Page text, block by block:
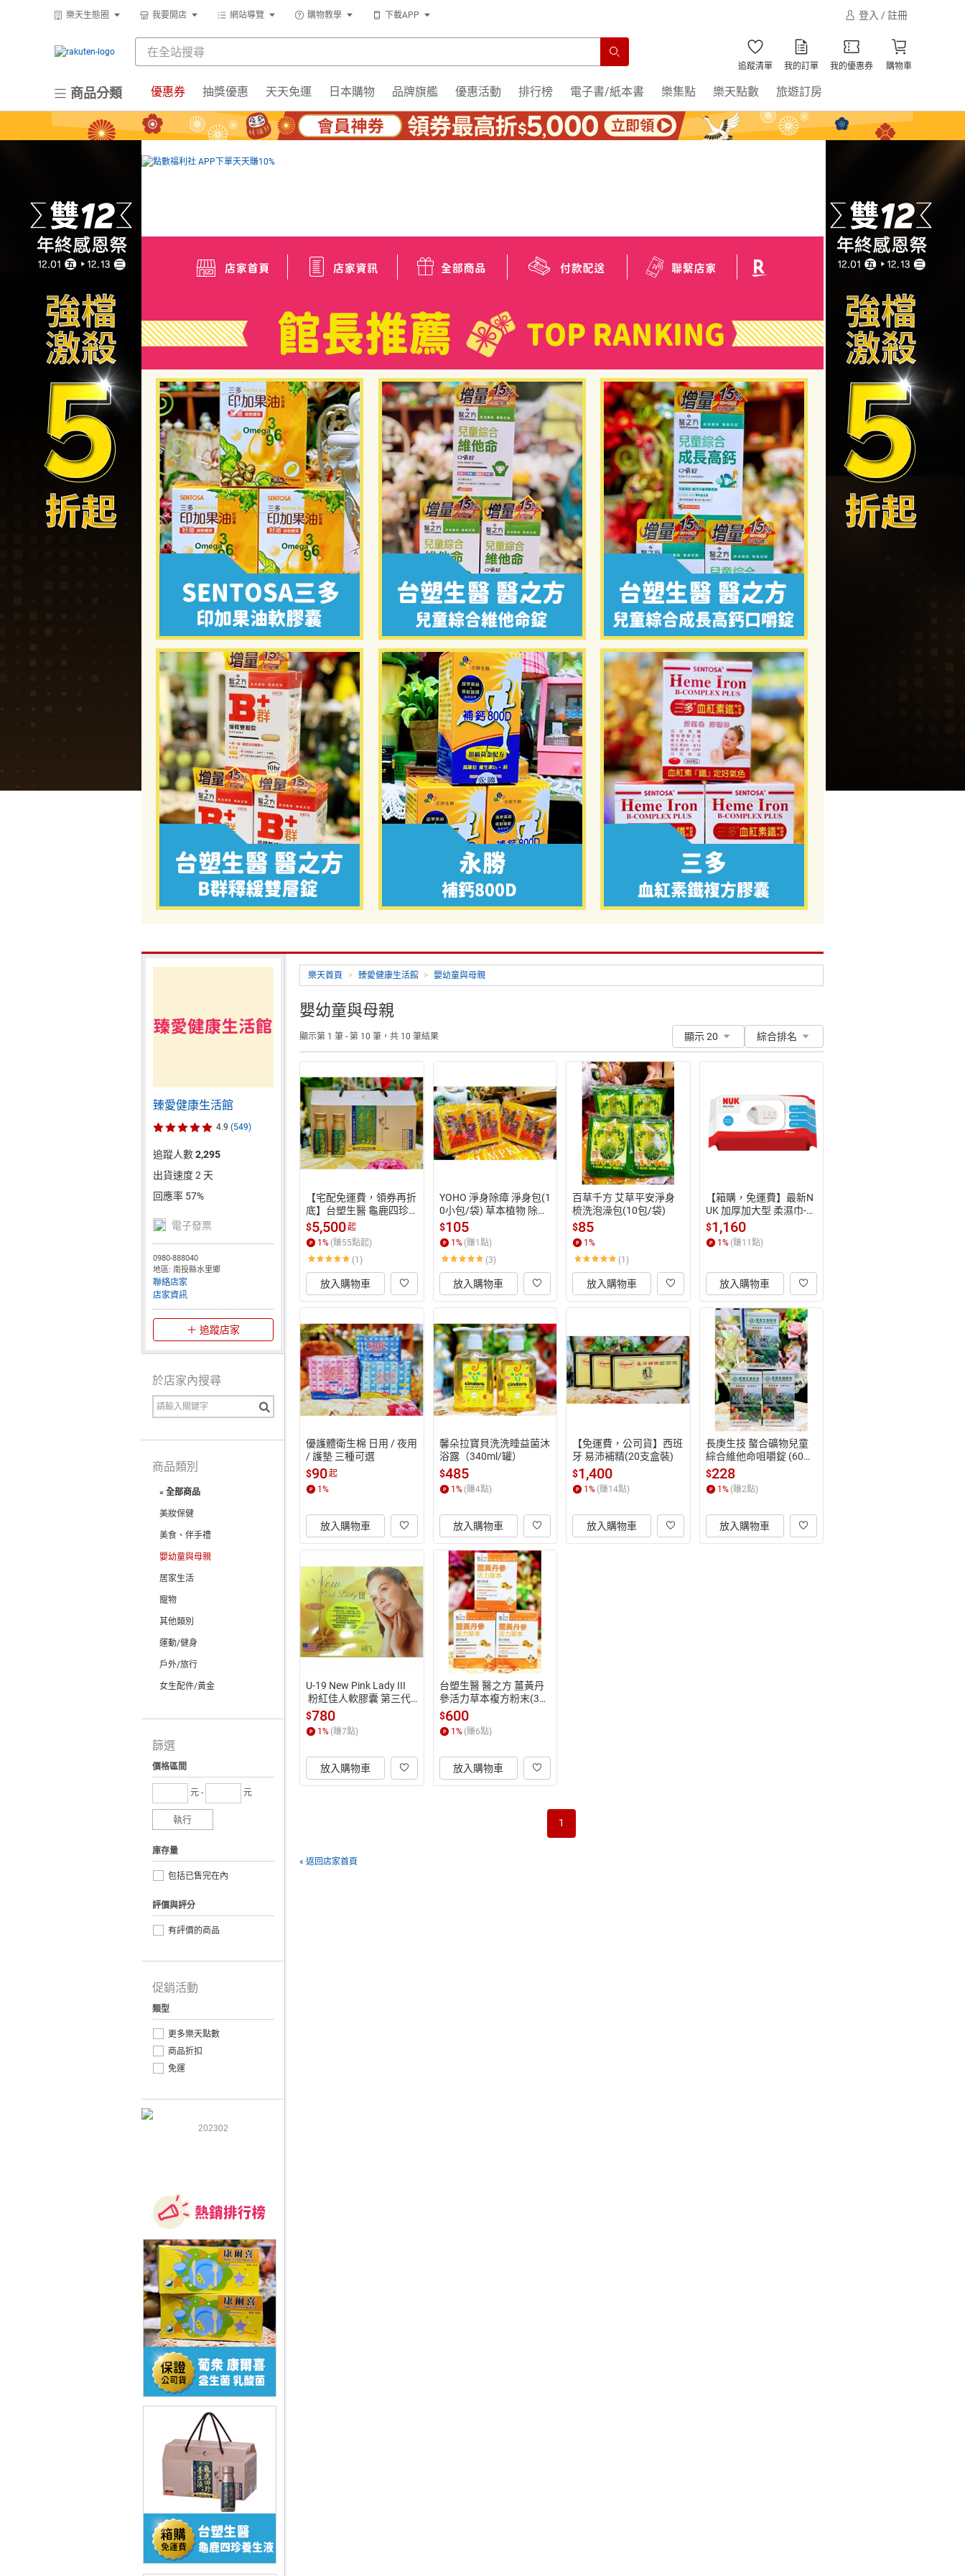
樂天生態圈 我要開店 網站導覽 購物教學 下載APP 登入 / 註冊
追蹤清單 我的訂單 我的優惠券 購物車
商品分類 優惠券 抽獎優惠 天天免運 日本購物 品牌旗艦 優惠活動 排行榜 電子書/紙本書 樂集點 樂天點數 旅遊訂房
樂天首頁 > 臻愛健康生活館 > 嬰幼童與母親
嬰幼童與母親
顯示第 1 筆 - 第 10 筆，共 10 筆結果 顯示 20 綜合排名
【宅配免運費，領券再折
底】台塑生醫 龜鹿四珍
養生液50ml*14瓶/盒*6
盒(箱購)
$5,500起
1% (賺55點起)
(1)
放入購物車
YOHO 淨身除瘴 淨身包(1
0小包/袋) 草本植物 除瘴
包 避邪 淨身 艾草沐浴包
香茅 艾草淨身包 淨身除
障
$105
1% (賺1點)
(3)
放入購物車
百草千方 艾草平安淨身
梳洗泡澡包(10包/袋)
$85
1%
(1)
放入購物車
【箱購，免運費】最新N
UK 加厚加大型 柔濕巾-含
蓋(80抽x20包/箱)
$1,160
1% (賺11點)
放入購物車
優護體衛生棉 日用 / 夜用
/ 護墊 三種可選
$90起
1%
放入購物車
馨朵拉寶貝洗洗睡益菌沐
浴露（340ml/罐）
$485
1% (賺4點)
放入購物車
【免運費，公司貨】西班
牙 易沛補精(20支盒裝)
$1,400
1% (賺14點)
放入購物車
長庚生技 螯合礦物兒童
綜合維他命咀嚼錠 (60
錠/瓶)】藍莓口味
$228
1% (賺2點)
放入購物車
U-19 New Pink Lady III
粉紅佳人軟膠囊 第三代
(60粒/盒)
$780
1% (賺7點)
放入購物車
台塑生醫 醫之方 薑黃丹
參活力草本複方粉末(30
包/盒)
$600
1% (賺6點)
放入購物車
1
« 返回店家首頁
臻愛健康生活館
4.9 (549)
追蹤人數2,295
出貨速度 2 天
回應率 57%
電子發票
0980-888040
地區: 南投縣水里鄉
聯絡店家
店家資訊
追蹤店家
於店家內搜尋
商品類別
« 全部商品
美妝保健
美食、伴手禮
嬰幼童與母親
居家生活
寵物
其他類別
運動/健身
戶外/旅行
女生配件/黃金
篩選
價格區間
元 - 元
執行
庫存量
包括已售完在內
評價與評分
有評價的商品
促銷活動
類型
更多樂天點數
商品折扣
免運
202302